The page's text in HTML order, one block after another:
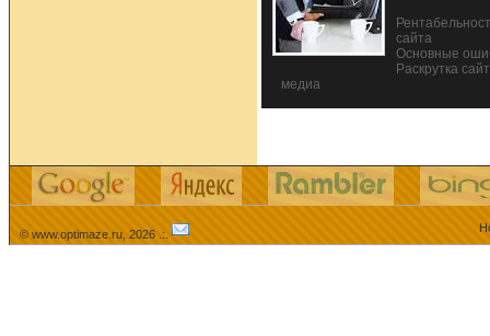
сайта
Основные
Раскрутка
медиа
© www.optimaze.ru, 2026 .:.